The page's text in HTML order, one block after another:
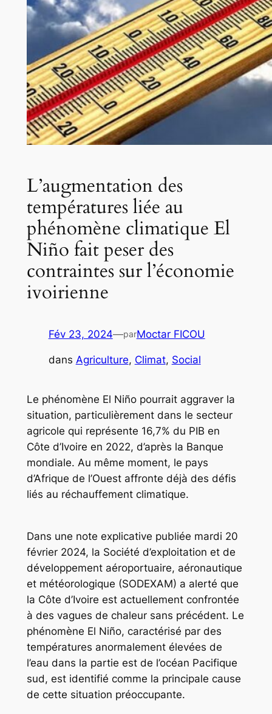
L’augmentation des
températures liée au
phénomène climatique El
Niño fait peser des
contraintes sur l’économie
ivoirienne
Fév 23, 2024—parMoctar FICOU
dans Agriculture, Climat, Social
Le phénomène El Niño pourrait aggraver la
situation, particulièrement dans le secteur
agricole qui représente 16,7% du PIB en
Côte d’Ivoire en 2022, d’après la Banque
mondiale. Au même moment, le pays
d’Afrique de l’Ouest affronte déjà des défis
liés au réchauffement climatique.
Dans une note explicative publiée mardi 20
février 2024, la Société d’exploitation et de
développement aéroportuaire, aéronautique
et météorologique (SODEXAM) a alerté que
la Côte d’Ivoire est actuellement confrontée
à des vagues de chaleur sans précédent. Le
phénomène El Niño, caractérisé par des
températures anormalement élevées de
l’eau dans la partie est de l’océan Pacifique
sud, est identifié comme la principale cause
de cette situation préoccupante.